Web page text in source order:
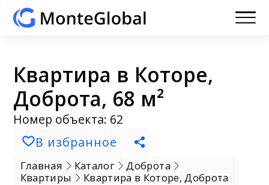
Квартира в Которе,
Доброта, 68 м²
Номер объекта: 62
В избранное
Главная Каталог
Доброта
Квартиры
Квартира в Которе, Доброта